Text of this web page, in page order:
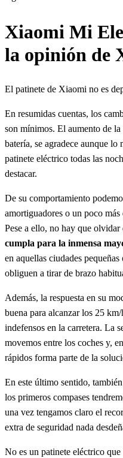
Xiaomi Mi
la opinión de
El patinete de Xiaomi no es
En resumidas cuentas, los
son mínimos. El aumento de
batería, se agradece aunque lo
patinete eléctrico todas las
destacar.
De su comportamiento
amortiguadores o un poco más
Pese a ello, no hay que
cumpla para la inmensa
en aquellas ciudades
obliguen a tirar de brazo
Además, la respuesta en su
buena para alcanzar los 25
indefensos en la carretera. La
movemos entre los coches y,
rápidos forma parte de la
En este último sentido, también
los primeros compases
una vez tengamos claro el
extra de seguridad nada
No es un patinete eléctrico